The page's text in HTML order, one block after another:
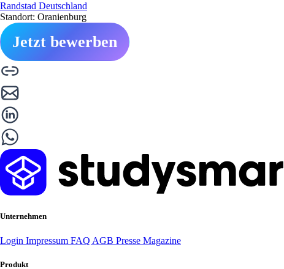
Randstad Deutschland
Standort: Oranienburg
Jetzt bewerben
Unternehmen
Login Impressum FAQ AGB Presse Magazine
Produkt